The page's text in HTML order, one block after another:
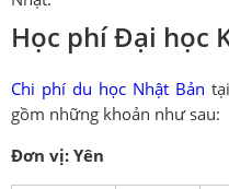
Học phí Đại học
Chi phí du học Nhật Bản
gồm những khoản như sau:
Đơn vị: Yên